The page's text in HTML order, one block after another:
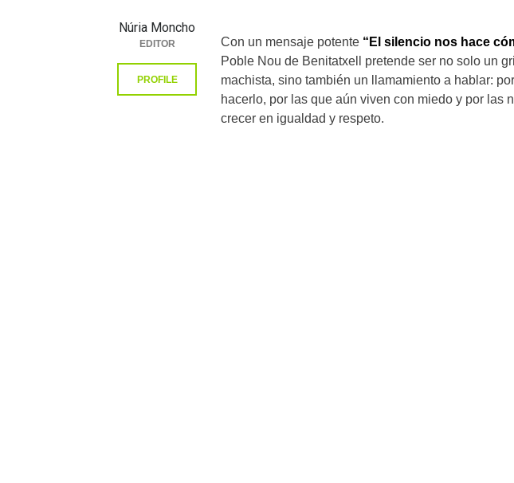
Con un mensaje potente “El silencio nos hace
Poble Nou de Benitatxell pretende ser no solo un
machista, sino también un llamamiento a hablar:
hacerlo, por las que aún viven con miedo y por las
crecer en igualdad y respeto.
Núria Moncho
EDITOR
PROFILE